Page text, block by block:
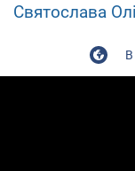
Святослава